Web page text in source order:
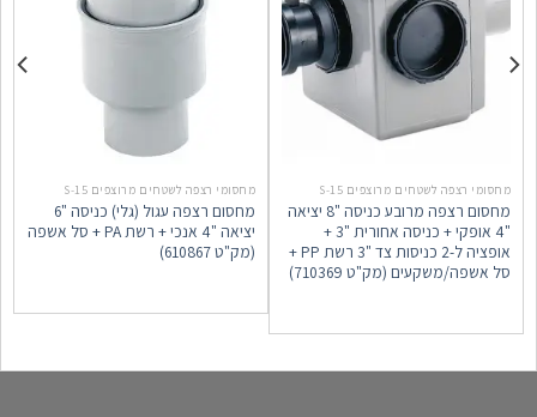
מחסומי רצפה לשטחים מרוצפים S-15
מחסום רצפה מרובע כניסה "8 יציאה
"4 אופקי + כניסה אחורית "3 +
אופציה ל-2 כניסות צד "3 רשת PP +
סל אשפה/משקעים (מק"ט 710369)
מחסומי רצפה לשטחים מרוצפים S-15
מחסום רצפה עגול (גלי) כניסה "6
יציאה "4 אנכי + רשת PA + סל אשפה
(מק"ט 610867)